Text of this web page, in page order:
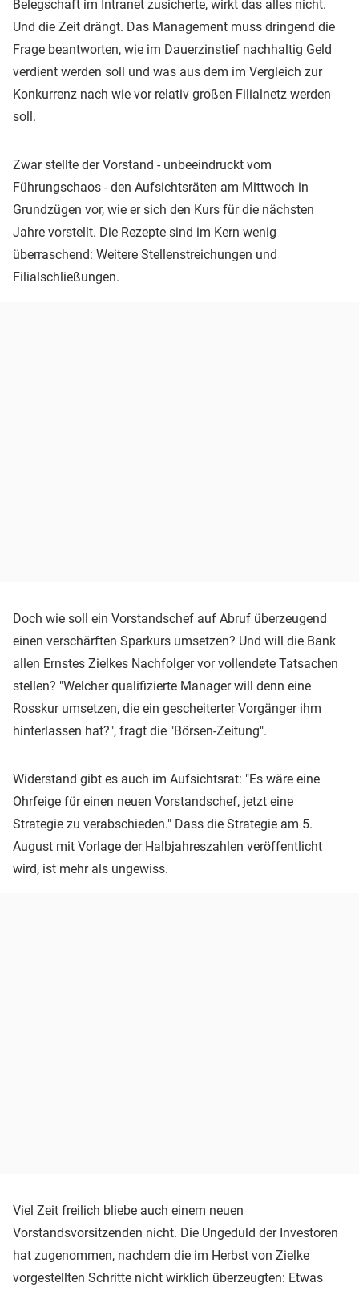
Belegschaft im Intranet zusicherte, wirkt das alles nicht.
Und die Zeit drängt. Das Management muss dringend die
Frage beantworten, wie im Dauerzinstief nachhaltig Geld
verdient werden soll und was aus dem im Vergleich zur
Konkurrenz nach wie vor relativ großen Filialnetz werden
soll.
Zwar stellte der Vorstand - unbeeindruckt vom
Führungschaos - den Aufsichtsräten am Mittwoch in
Grundzügen vor, wie er sich den Kurs für die nächsten
Jahre vorstellt. Die Rezepte sind im Kern wenig
überraschend: Weitere Stellenstreichungen und
Filialschließungen.
Doch wie soll ein Vorstandschef auf Abruf überzeugend
einen verschärften Sparkurs umsetzen? Und will die Bank
allen Ernstes Zielkes Nachfolger vor vollendete Tatsachen
stellen? "Welcher qualifizierte Manager will denn eine
Rosskur umsetzen, die ein gescheiterter Vorgänger ihm
hinterlassen hat?", fragt die "Börsen-Zeitung".
Widerstand gibt es auch im Aufsichtsrat: "Es wäre eine
Ohrfeige für einen neuen Vorstandschef, jetzt eine
Strategie zu verabschieden." Dass die Strategie am 5.
August mit Vorlage der Halbjahreszahlen veröffentlicht
wird, ist mehr als ungewiss.
Viel Zeit freilich bliebe auch einem neuen
Vorstandsvorsitzenden nicht. Die Ungeduld der Investoren
hat zugenommen, nachdem die im Herbst von Zielke
vorgestellten Schritte nicht wirklich überzeugten: Etwas